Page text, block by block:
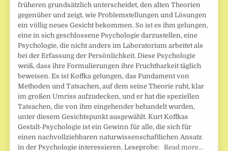
früheren grundsätzlich unterscheidet, den alten Theorien
gegenüber und zeigt, wie Problemstellungen und Lösungen
ein völlig neues Gesicht bekommen. So ist es ihm gelungen,
eine in sich geschlossene Psychologie darzustellen, eine
Psychologie, die nicht anders im Laboratorium arbeitet als
bei der Erfassung der Persönlichkeit. Diese Psychologie
weiß, dass ihre Formulierungen ihre Fruchtbarkeit täglich
beweisen. Es ist Koffka gelungen, das Fundament von
Methoden und Tatsachen, auf dem seine Theorie ruht, klar
im großen Umriss aufzudecken, und er hat die speziellen
Tatsachen, die von ihm eingehender behandelt wurden,
unter diesem Gesichtspunkt ausgewählt. Kurt Koffkas
Gestalt-Psychologie ist ein Gewinn für alle, die sich für
einen nachvollziehbaren naturwissenschaftlichen Ansatz
in der Psychologie interessieren. Leseprobe: Read more…